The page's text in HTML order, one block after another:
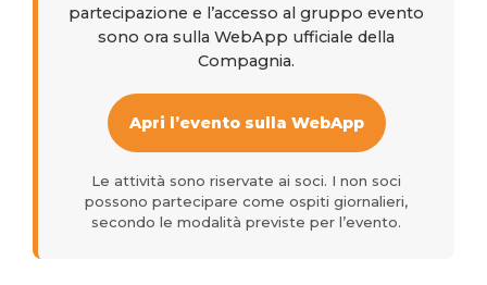
partecipazione e l’accesso al gruppo evento
sono ora sulla WebApp ufficiale della
Compagnia.
Apri l’evento sulla WebApp
Le attività sono riservate ai soci. I non soci
possono partecipare come ospiti giornalieri,
secondo le modalità previste per l’evento.